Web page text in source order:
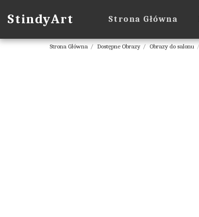
StindyArt Strona Główna
Strona Główna Dostępne Obrazy Obrazy do salonu